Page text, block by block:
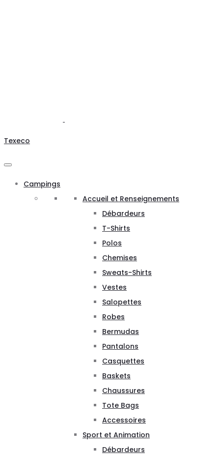
Texeco
Campings
Accueil et Renseignements
Débardeurs
T-Shirts
Polos
Chemises
Sweats-Shirts
Vestes
Salopettes
Robes
Bermudas
Pantalons
Casquettes
Baskets
Chaussures
Tote Bags
Accessoires
Sport et Animation
Débardeurs